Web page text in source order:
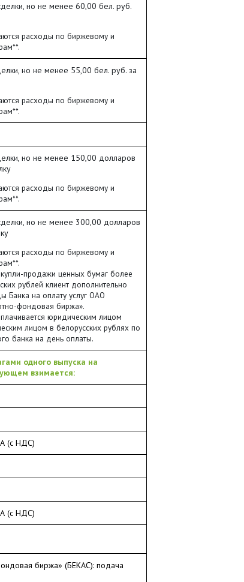
но не менее 60,00 бел. руб.
расходы по биржевому и
но не менее 55,00 бел. руб. за
расходы по биржевому и
но не менее 150,00 долларов
расходы по биржевому и
но не менее 300,00 долларов
расходы по биржевому и
продажи ценных бумаг более
рублей клиент дополнительно
Банка на оплату услуг ОАО
фондовая биржа».
юридическим лицом
лицом в белорусских рублях по
банка на день оплаты.
одного выпуска на
взимается:
(с НДС)
(с НДС)
биржа» (БЕКАС): подача